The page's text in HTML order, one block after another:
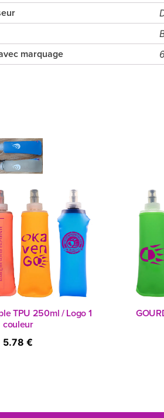
marquage
TPU 250ml / Logo 1
couleur
5.78 €